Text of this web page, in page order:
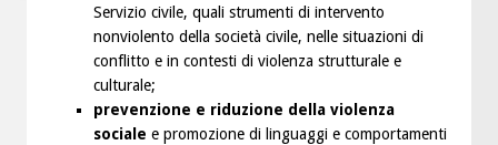
Servizio civile, quali strumenti di intervento
nonviolento della società civile, nelle situazioni di
conflitto e in contesti di violenza strutturale e
culturale;
prevenzione e riduzione della violenza
sociale e promozione di linguaggi e comportamenti